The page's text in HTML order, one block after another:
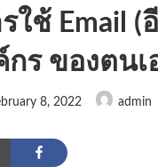
ใช้ Email (
ร ของตนเ
8, 2022 admin